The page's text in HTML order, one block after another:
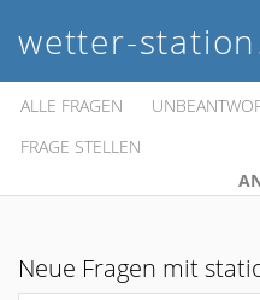
wetter-station
ALLE FRAGEN
FRAGE STELLEN
Neue Fragen mit